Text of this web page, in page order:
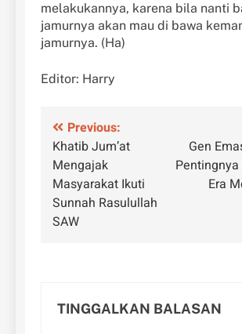
melakukannya, karena bila nanti
jamurnya akan mau di bawa
jamurnya. (Ha)
Editor: Harry
Navigasi
pos
Previous:
Khatib Jum’at
Mengajak
Masyarakat Ikuti
Sunnah Rasulullah
SAW
Gen
Era
TINGGALKAN BALASAN